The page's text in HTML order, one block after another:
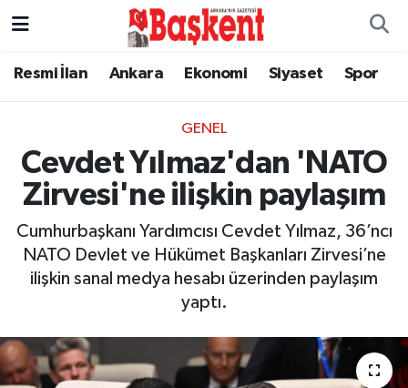
Resmi İlan Ankara Ekonomi Siyaset Spor
GENEL
Cevdet Yılmaz'dan 'NATO
Zirvesi'ne ilişkin paylaşım
Cumhurbaşkanı Yardımcısı Cevdet Yılmaz, 36’ncı
NATO Devlet ve Hükümet Başkanları Zirvesi’ne
ilişkin sanal medya hesabı üzerinden paylaşım
yaptı.